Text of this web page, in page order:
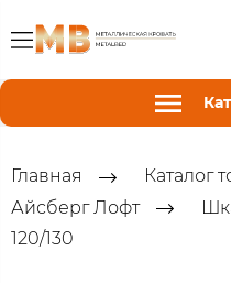
Главная Каталог
Айсберг Лофт
120/130